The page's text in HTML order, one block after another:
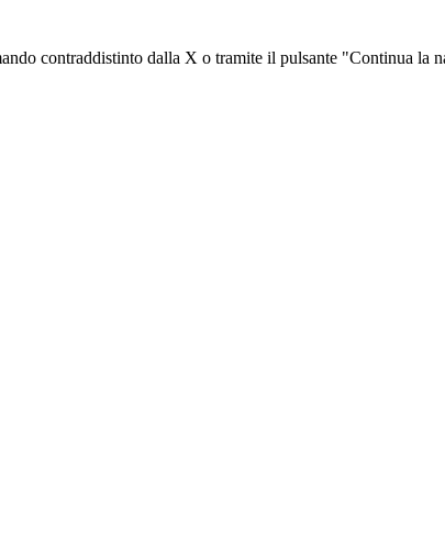
contraddistinto dalla X o tramite il pulsante "Continua la